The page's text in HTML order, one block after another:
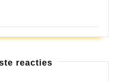
reacties